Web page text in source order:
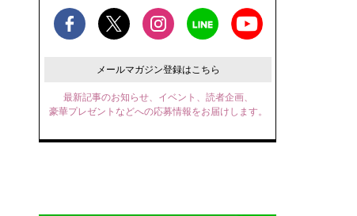
メールマガジン登録はこちら
最新記事のお知らせ、イベント、読者企画、
豪華プレゼントなどへの応募情報をお届けします。